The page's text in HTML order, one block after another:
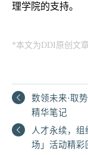
理学院的支持。
*本文为DDI原创文
数领未来·取
精华笔记
人才永续，
场」活动精彩